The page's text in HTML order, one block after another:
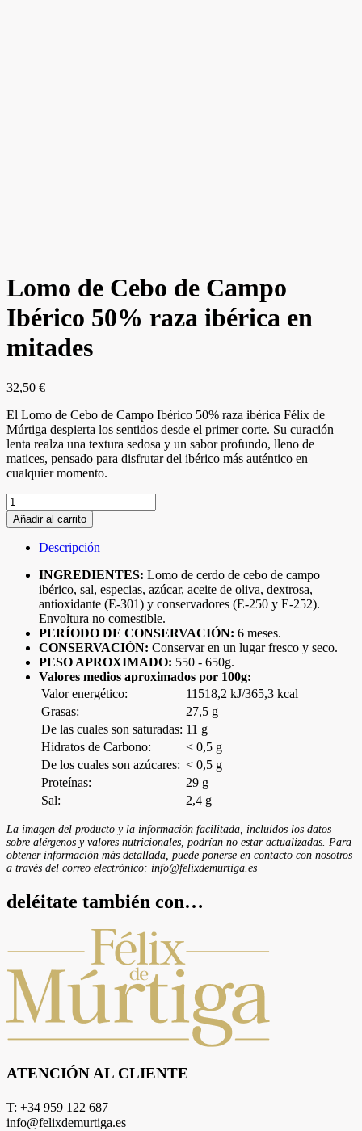
Lomo de Cebo de Campo
Ibérico 50% raza ibérica en
mitades
32,50 €
El Lomo de Cebo de Campo Ibérico 50% raza ibérica Félix de
Múrtiga despierta los sentidos desde el primer corte. Su curación
lenta realza una textura sedosa y un sabor profundo, lleno de
matices, pensado para disfrutar del ibérico más auténtico en
cualquier momento.
Lomo
de
Cebo
Campo
Ibérico
ibérica
mitades
cantidad
Añadir al carrito
Descripción
INGREDIENTES: Lomo de cerdo de cebo de campo
ibérico, sal, especias, azúcar, aceite de oliva, dextrosa,
antioxidante (E-301) y conservadores (E-250 y E-252).
Envoltura no comestible.
PERÍODO DE CONSERVACIÓN: 6 meses.
CONSERVACIÓN: Conservar en un lugar fresco y seco.
PESO APROXIMADO: 550 - 650g.
Valores medios aproximados por 100g:
Valor energético:
11518,2 kJ/365,3 kcal
Grasas:
27,5 g
De las cuales son saturadas: 11 g
Hidratos de Carbono:
< 0,5 g
De los cuales son azúcares: < 0,5 g
Proteínas:
29 g
Sal:
2,4 g
La imagen del producto y la información facilitada, incluidos los datos
sobre alérgenos y valores nutricionales, podrían no estar actualizadas. Para
obtener información más detallada, puede ponerse en contacto con nosotros
a través del correo electrónico: info@felixdemurtiga.es
deléitate también con…
ATENCIÓN AL CLIENTE
T: +34 959 122 687
info@felixdemurtiga.es